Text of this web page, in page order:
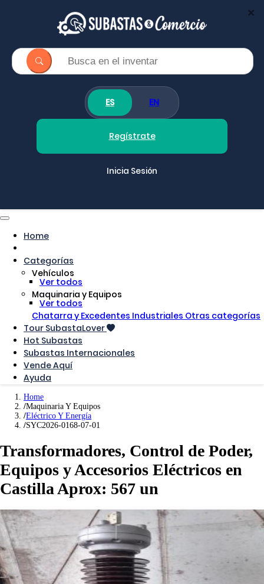
ES EN
Regístrate
Inicia Sesión
Home
Categorías
Vehículos
Ver todos
Maquinaria y Equipos
Ver todos
Chatarra y Excedentes Industriales Otras categorías
Tour SubastaLover
Hot Subastas
Subastas Internacionales
Vende Aquí
Ayuda
Home
Maquinaria Y Equipos
Eléctrico Y Energía
SYC2026-0168-07-01
Transformadores, Control de Poder,
Equipos y Accesorios Eléctricos en
Castilla Aprox: 567 un
×